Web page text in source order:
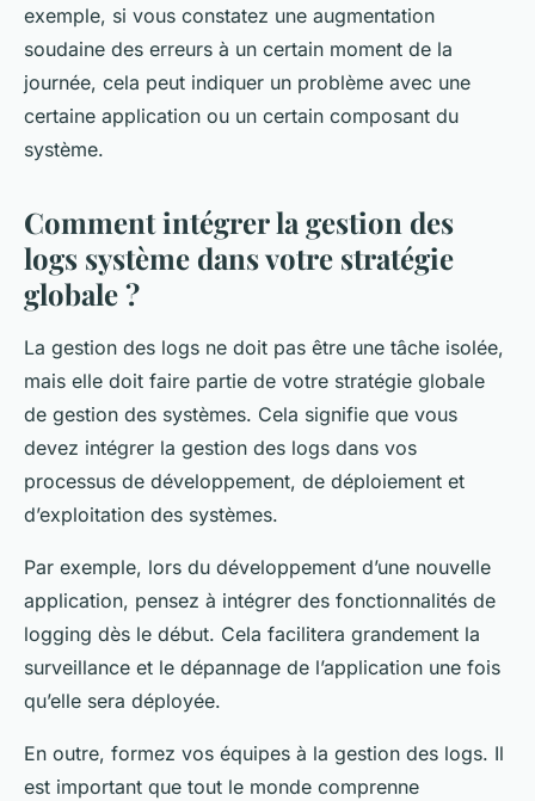
exemple, si vous constatez une augmentation
soudaine des erreurs à un certain moment de la
journée, cela peut indiquer un problème avec une
certaine application ou un certain composant du
système.
Comment intégrer la gestion des
logs système dans votre stratégie
globale ?
La gestion des logs ne doit pas être une tâche isolée,
mais elle doit faire partie de votre stratégie globale
de gestion des systèmes. Cela signifie que vous
devez intégrer la gestion des logs dans vos
processus de développement, de déploiement et
d’exploitation des systèmes.
Par exemple, lors du développement d’une nouvelle
application, pensez à intégrer des fonctionnalités de
logging dès le début. Cela facilitera grandement la
surveillance et le dépannage de l’application une fois
qu’elle sera déployée.
En outre, formez vos équipes à la gestion des logs. Il
est important que tout le monde comprenne